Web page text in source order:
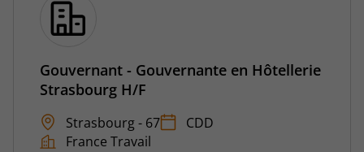
Gouvernant - Gouvernante en Hôtellerie
Strasbourg H/F
Strasbourg - 67
CDD
France Travail